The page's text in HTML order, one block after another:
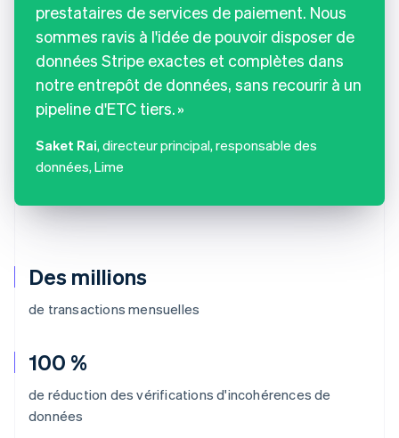
Des millions
de transactions mensuelles
100 %
de réduction des vérifications d'incohérences de
données
prestataires de services de paiement. Nous
sommes ravis à l'idée de pouvoir disposer de
données Stripe exactes et complètes dans
notre entrepôt de données, sans recourir à un
pipeline d'ETC tiers.
Saket Rai, directeur principal, responsable des
données, Lime